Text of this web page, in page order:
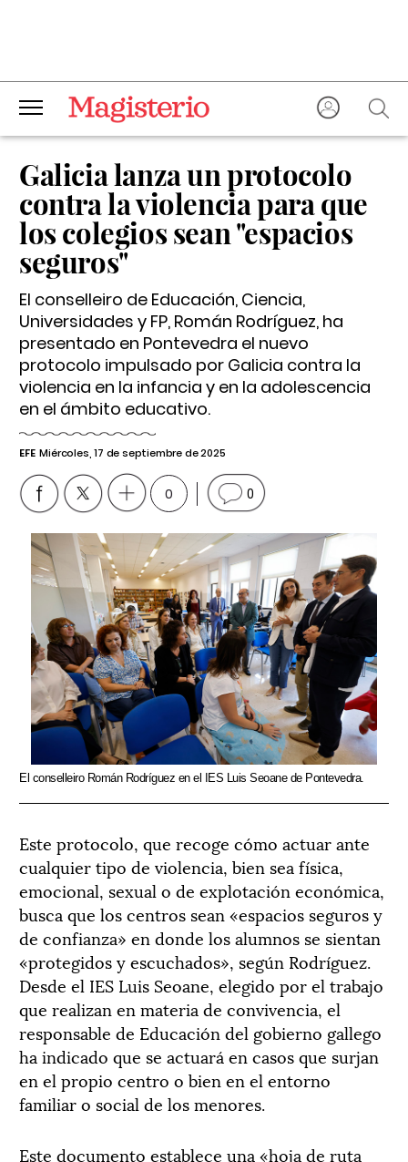
Galicia lanza un protocolo
contra la violencia para que
los colegios sean "espacios
seguros"
El conselleiro de Educación, Ciencia,
Universidades y FP, Román Rodríguez, ha
presentado en Pontevedra el nuevo
protocolo impulsado por Galicia contra la
violencia en la infancia y en la adolescencia
en el ámbito educativo.
EFE Miércoles, 17 de septiembre de 2025
0 0
El conselleiro Román Rodríguez en el IES Luis Seoane de Pontevedra.
Este protocolo, que recoge cómo actuar ante
cualquier tipo de violencia, bien sea física,
emocional, sexual o de explotación económica,
busca que los centros sean «espacios seguros y
de confianza» en donde los alumnos se sientan
«protegidos y escuchados», según Rodríguez.
Desde el IES Luis Seoane, elegido por el trabajo
que realizan en materia de convivencia, el
responsable de Educación del gobierno gallego
ha indicado que se actuará en casos que surjan
en el propio centro o bien en el entorno
familiar o social de los menores.
Este documento establece una «hoja de ruta